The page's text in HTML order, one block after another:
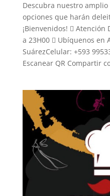
Descubra nuestro
opciones que harán
¡Bienvenidos!  Atención
a 23H00  Ubíquenos en
SuárezCelular: +593
Escanear QR Compartir